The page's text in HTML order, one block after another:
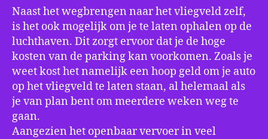
Naast het wegbrengen naar het vliegveld zelf,
is het ook mogelijk om je te laten ophalen op de
luchthaven. Dit zorgt ervoor dat je de hoge
kosten van de parking kan voorkomen. Zoals je
weet kost het namelijk een hoop geld om je auto
op het vliegveld te laten staan, al helemaal als
je van plan bent om meerdere weken weg te
gaan.
Aangezien het openbaar vervoer in veel